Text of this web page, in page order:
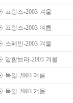
프랑스-2003 겨울
프랑스-2003 여름
스페인-2003 겨울
알함브라-2003 겨울
독일-2003 여름
독일-2003 겨울